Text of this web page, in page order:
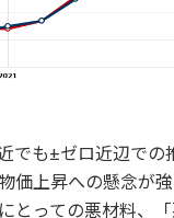
でも±ゼロ近辺での
価上昇への懸念が
とっての悪材料、